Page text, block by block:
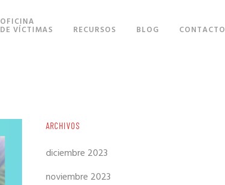
OFICINA
DE VÍCTIMAS RECURSOS BLOG CONTACTO
ARCHIVOS
diciembre 2023
noviembre 2023